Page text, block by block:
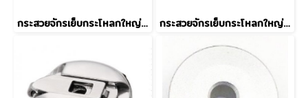
กระสวยจักรเย็บกระโหลกใหญ่ 201 Grade B กระสวยจักรเย็บกระโหลกใหญ่ 201 (MGP) Grade A